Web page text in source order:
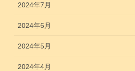
2024年7月
2024年6月
2024年5月
2024年4月